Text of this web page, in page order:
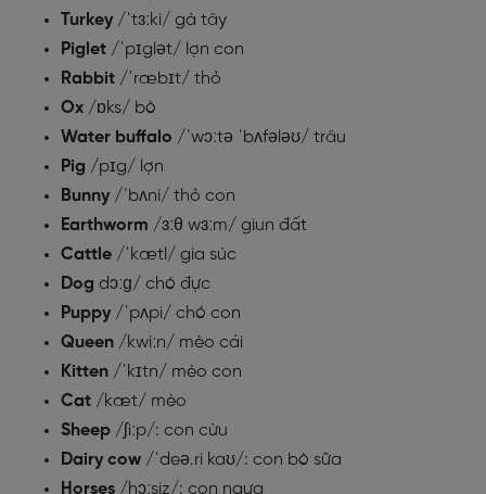
Turkey /ˈtɜːki/ gà tây
Piglet /ˈpɪglət/ lợn con
Rabbit /ˈræbɪt/ thỏ
Ox /ɒks/ bò
Water buffalo /ˈwɔːtə ˈbʌfələʊ/ trâu
Pig /pɪg/ lợn
Bunny /ˈbʌni/ thỏ con
Earthworm /ɜːθ wɜːm/ giun đất
Cattle /ˈkætl/ gia súc
Dog dɔːɡ/ chó đực
Puppy /ˈpʌpi/ chó con
Queen /kwiːn/ mèo cái
Kitten /ˈkɪtn/ mèo con
Cat /kæt/ mèo
Sheep /ʃiːp/: con cừu
Dairy cow /ˈdeə.ri kaʊ/: con bò sữa
Horses /hɔːsiz/: con ngựa